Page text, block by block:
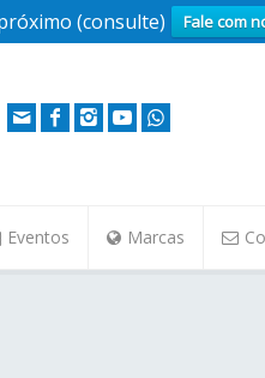
(consulte) Fale com
Eventos Marcas